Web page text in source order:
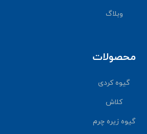
وبلاگ
محصولات
گیوه کردی
کلاش
گیوه زیره چرم